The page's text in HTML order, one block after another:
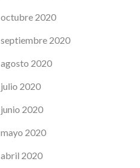
octubre 2020
septiembre 2020
agosto 2020
julio 2020
junio 2020
mayo 2020
abril 2020